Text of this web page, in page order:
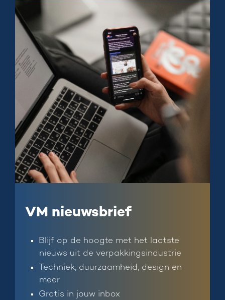
VM nieuwsbrief
Blijf op de hoogte met het laatste
nieuws uit de verpakkingsindustrie
Techniek, duurzaamheid, design en
meer
Gratis in jouw inbox